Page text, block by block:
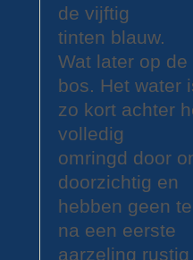
de vijftig
tinten blauw.
Wat later op
bos. Het water
zo kort achter
volledig
omringd door
doorzichtig en
hebben geen
na een eerste
aarzeling